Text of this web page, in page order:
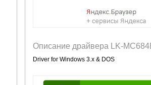
Описание драйвера LK-
Driver for Windows 3.x & DOS